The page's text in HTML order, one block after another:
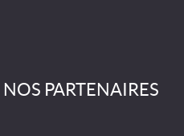
NOS PARTENAIRES